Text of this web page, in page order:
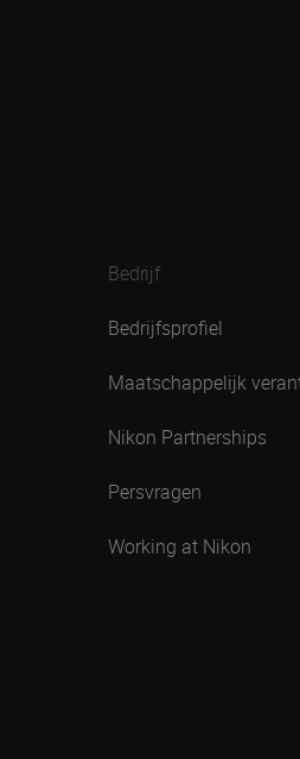
Bedrijf
Bedrijfsprofiel
Maatschappelijk
Nikon Partnerships
Persvragen
Working at Nikon